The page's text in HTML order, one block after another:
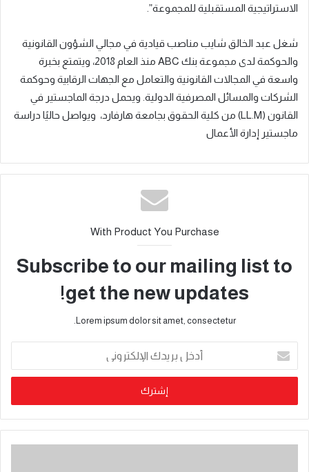
الاستراتيجية المستقبلية للمجموعة”.
شغل عبد الخالق شايب مناصب قيادية في مجالي الشؤون القانونية
والحوكمة لدى مجموعة بنك ABC منذ العام 2018، ويتمتع بخبرة
واسعة في المجالات القانونية والتعامل مع الجهات الرقابية وحوكمة
الشركات والمسائل المصرفية الدولية. ويحمل درجة الماجستير في
القانون (LL.M) من كلية الحقوق بجامعة هارفارد، ويواصل حاليًا دراسة
ماجستير إدارة الأعمال
With Product You Purchase
Subscribe to our mailing list to
get the new updates!
Lorem ipsum dolor sit amet, consectetur.